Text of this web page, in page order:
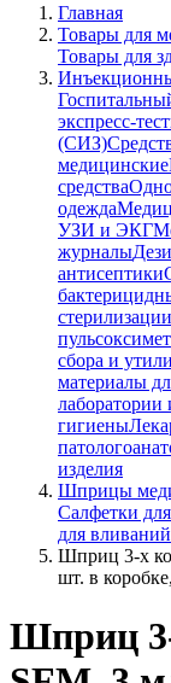
Главная
Товары для
Товары для
экспресс-
(СИЗ)
медицинские
средства
одежда
УЗИ и ЭКГ
журналы
антисептики
стерилизации
сбора и
материалы
лаборатории
гигиены
изделия
Шприцы
Салфетки
для вливаний
Шприц 3-х
шт. в
Шприц